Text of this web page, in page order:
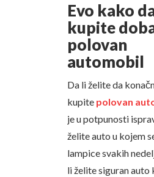
Evo kako
kupite
polovan
automobil
Da li želite da
kupite polovan
je u potpunosti
želite auto u kojem
lampice svakih
li želite siguran auto